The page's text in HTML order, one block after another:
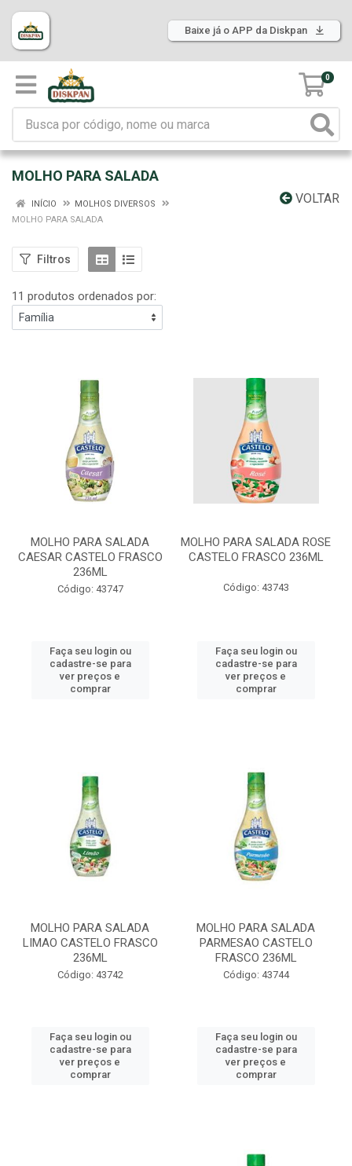
Baixe já o APP da Diskpan
0
MOLHO PARA SALADA
VOLTAR
INÍCIO
MOLHOS DIVERSOS
MOLHO PARA SALADA
Filtros
11 produtos ordenados por:
MOLHO PARA SALADA
CAESAR CASTELO FRASCO
236ML
Código: 43747
Faça seu login ou
cadastre-se para
ver preços e
comprar
MOLHO PARA SALADA ROSE
CASTELO FRASCO 236ML
Código: 43743
Faça seu login ou
cadastre-se para
ver preços e
comprar
MOLHO PARA SALADA
LIMAO CASTELO FRASCO
236ML
Código: 43742
Faça seu login ou
cadastre-se para
ver preços e
comprar
MOLHO PARA SALADA
PARMESAO CASTELO
FRASCO 236ML
Código: 43744
Faça seu login ou
cadastre-se para
ver preços e
comprar